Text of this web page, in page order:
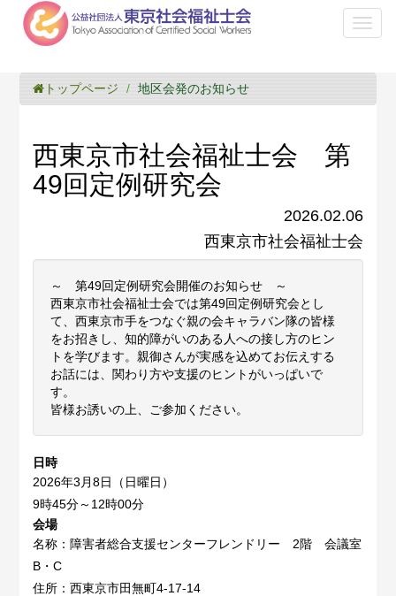
トップページ 地区会発のお知らせ
西東京市社会福祉士会 第
49回定例研究会
2026.02.06
西東京市社会福祉士会
～ 第49回定例研究会開催のお知らせ ～
西東京市社会福祉士会では第49回定例研究会とし
て、西東京市手をつなぐ親の会キャラバン隊の皆様
をお招きし、知的障がいのある人への接し方のヒン
トを学びます。親御さんが実感を込めてお伝えする
お話には、関わり方や支援のヒントがいっぱいで
す。
皆様お誘いの上、ご参加ください。
日時
2026年3月8日（日曜日）
9時45分～12時00分
会場
名称：障害者総合支援センターフレンドリー 2階 会議室
B・C
住所：西東京市田無町4-17-14